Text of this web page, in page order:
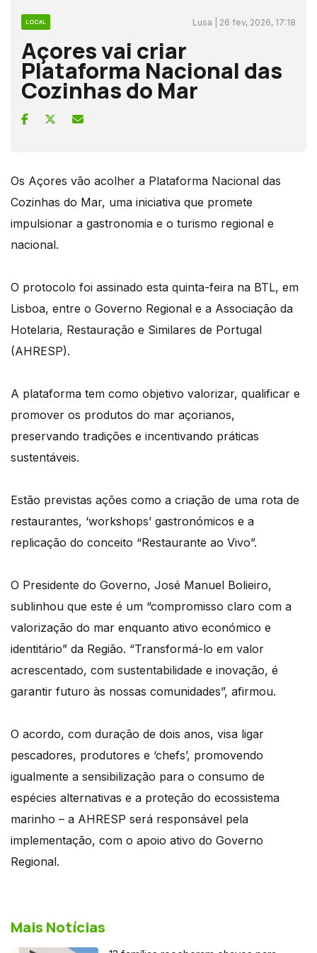
LOCAL Lusa | 26 fev, 2026, 17:18
Açores vai criar
Plataforma Nacional das
Cozinhas do Mar
Os Açores vão acolher a Plataforma Nacional das
Cozinhas do Mar, uma iniciativa que promete
impulsionar a gastronomia e o turismo regional e
nacional.
O protocolo foi assinado esta quinta-feira na BTL, em
Lisboa, entre o Governo Regional e a Associação da
Hotelaria, Restauração e Similares de Portugal
(AHRESP).
A plataforma tem como objetivo valorizar, qualificar e
promover os produtos do mar açorianos,
preservando tradições e incentivando práticas
sustentáveis.
Estão previstas ações como a criação de uma rota de
restaurantes, ‘workshops’ gastronómicos e a
replicação do conceito “Restaurante ao Vivo”.
O Presidente do Governo, José Manuel Bolieiro,
sublinhou que este é um “compromisso claro com a
valorização do mar enquanto ativo económico e
identitário” da Região. “Transformá-lo em valor
acrescentado, com sustentabilidade e inovação, é
garantir futuro às nossas comunidades”, afirmou.
O acordo, com duração de dois anos, visa ligar
pescadores, produtores e ‘chefs’, promovendo
igualmente a sensibilização para o consumo de
espécies alternativas e a proteção do ecossistema
marinho – a AHRESP será responsável pela
implementação, com o apoio ativo do Governo
Regional.
Mais Notícias